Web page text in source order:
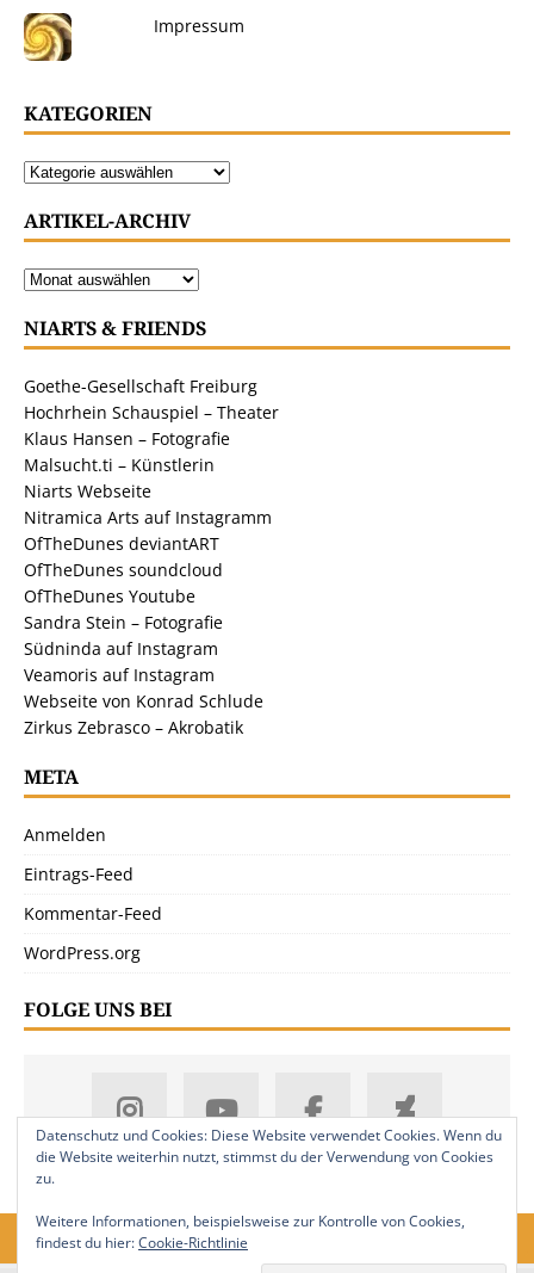
Impressum
KATEGORIEN
ARTIKEL-ARCHIV
NIARTS & FRIENDS
Goethe-Gesellschaft Freiburg
Hochrhein Schauspiel – Theater
Klaus Hansen – Fotografie
Malsucht.ti – Künstlerin
Niarts Webseite
Nitramica Arts auf Instagramm
OfTheDunes deviantART
OfTheDunes soundcloud
OfTheDunes Youtube
Sandra Stein – Fotografie
Südninda auf Instagram
Veamoris auf Instagram
Webseite von Konrad Schlude
Zirkus Zebrasco – Akrobatik
META
Anmelden
Eintrags-Feed
Kommentar-Feed
WordPress.org
FOLGE UNS BEI
Datenschutz und Cookies: Diese Website verwendet Cookies. Wenn du
die Website weiterhin nutzt, stimmst du der Verwendung von Cookies
zu.
Weitere Informationen, beispielsweise zur Kontrolle von Cookies,
findest du hier:Cookie-Richtlinie